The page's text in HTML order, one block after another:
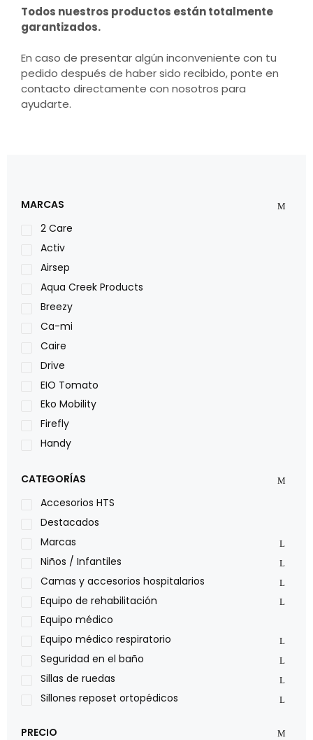
Todos nuestros productos están totalmente
garantizados.
En caso de presentar algún inconveniente con tu
pedido después de haber sido recibido, ponte en
contacto directamente con nosotros para
ayudarte.
MARCAS
2 Care
Activ
Airsep
Aqua Creek Products
Breezy
Ca-mi
Caire
Drive
EIO Tomato
Eko Mobility
Firefly
Handy
Leggero
Lumex
Medical Store
Nidek
Oxiplus
Philips
Pride
Roho
Sillas de ruedas Everest Jennings
Stealth products
Xiehe Medical
CATEGORÍAS
Accesorios HTS
Destacados
Marcas
Niños / Infantiles
Camas y accesorios hospitalarios
Equipo de rehabilitación
Equipo médico
Equipo médico respiratorio
Seguridad en el baño
Sillas de ruedas
Sillones reposet ortopédicos
PRECIO